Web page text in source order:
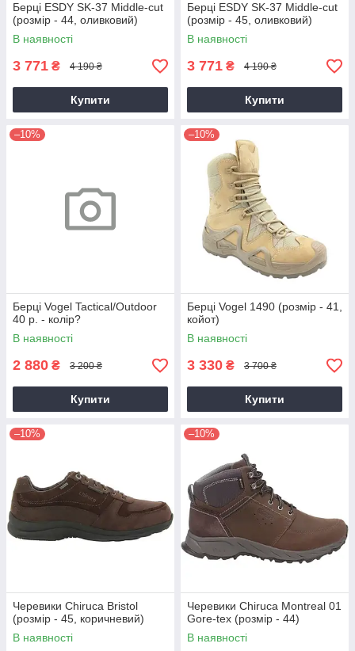
Берці ESDY SK-37 Middle-cut
(розмір - 44, оливковий)
В наявності
3 771 ₴ 4 190 ₴
Купити
Берці ESDY SK-37 Middle-cut
(розмір - 45, оливковий)
В наявності
3 771 ₴ 4 190 ₴
Купити
–10%
Берці Vogel Tactical/Outdoor
40 р. - колір?
В наявності
2 880 ₴ 3 200 ₴
Купити
–10%
Берці Vogel 1490 (розмір - 41,
койот)
В наявності
3 330 ₴ 3 700 ₴
Купити
–10%
Черевики Chiruca Bristol
(розмір - 45, коричневий)
В наявності
–10%
Черевики Chiruca Montreal 01
Gore-tex (розмір - 44)
В наявності